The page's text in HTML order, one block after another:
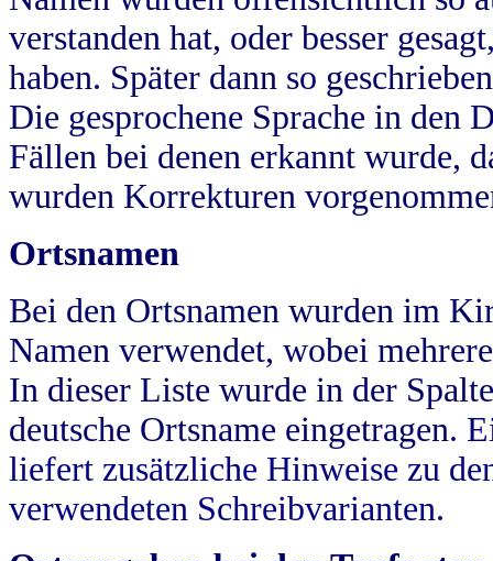
verstanden hat, oder besser
haben. Später dann so
Die gesprochene Sprache in
Fällen bei denen erkannt wurde,
wurden Korrekturen
Ortsnamen
Bei den Ortsnamen wurden im
Namen verwendet, wobei
In dieser Liste wurde in der
deutsche Ortsname eingetragen.
liefert zusätzliche Hinweise zu
verwendeten Schreibvarianten.